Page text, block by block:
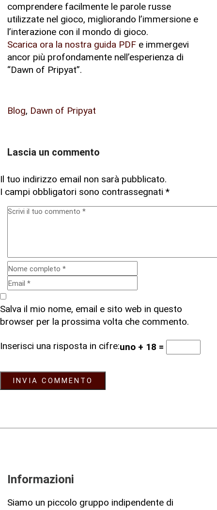
comprendere facilmente le parole russe
utilizzate nel gioco, migliorando l’immersione e
l’interazione con il mondo di gioco.
Scarica ora la nostra guida PDF e immergevi
ancor più profondamente nell’esperienza di
“Dawn of Pripyat”.
Blog, Dawn of Pripyat
Lascia un commento
Il tuo indirizzo email non sarà pubblicato.
I campi obbligatori sono contrassegnati *
Salva il mio nome, email e sito web in questo
browser per la prossima volta che commento.
Inserisci una risposta in cifre:uno + 18 =
Informazioni
Siamo un piccolo gruppo indipendente di